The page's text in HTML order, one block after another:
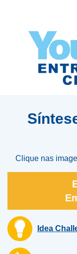
Clique nas
Idea